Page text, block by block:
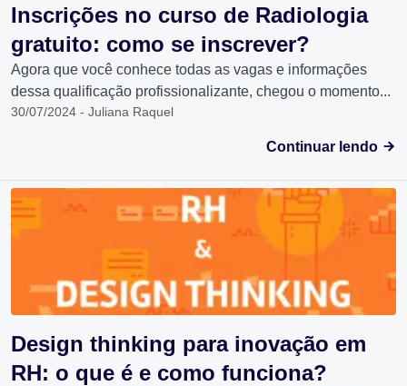
Inscrições no curso de Radiologia
gratuito: como se inscrever?
Agora que você conhece todas as vagas e informações
dessa qualificação profissionalizante, chegou o momento...
30/07/2024 - Juliana Raquel
Continuar lendo
Design thinking para inovação em
RH: o que é e como funciona?